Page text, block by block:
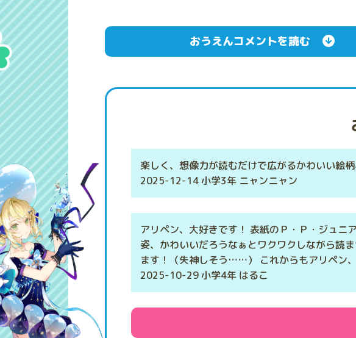
おうえんコメントを読む
楽しく、想像力が読むだけで広がるかわいい絵
2025-12-14 小学3年 ニャンニャン
アリペン、大好きです！ 表紙のＰ・Ｐ・ジュニ
姿、かわいいだろうなぁとワクワクしながら読
ます！（失神しそう……） これからもアリペン
2025-10-29 小学4年 はるこ